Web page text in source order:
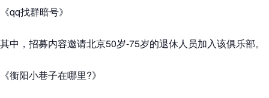
《qq找群暗号》
其中，招募内容邀请北京50岁-75岁的退休人员加入该俱乐部。
《衡阳小巷子在哪里?》